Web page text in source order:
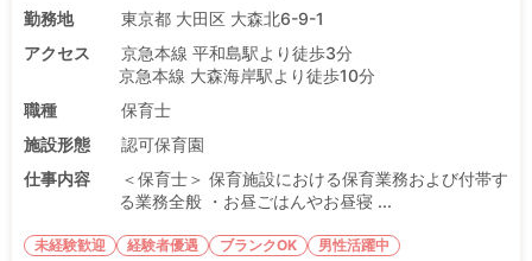
勤務地
東京都 大田区 大森北6-9-1
アクセス
京急本線 平和島駅より徒歩3分
京急本線 大森海岸駅より徒歩10分
職種
保育士
施設形態
認可保育園
仕事内容
＜保育士＞ 保育施設における保育業務および付帯す
る業務全般 ・お昼ごはんやお昼寝 ...
未経験歓迎 経験者優遇 ブランクOK
男性活躍中